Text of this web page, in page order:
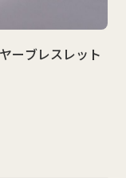
ーブレスレット